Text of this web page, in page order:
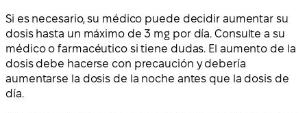
Si es necesario, su médico puede decidir aumentar su
dosis hasta un máximo de 3 mg por día. Consulte a su
médico o farmacéutico si tiene dudas. El aumento de la
dosis debe hacerse con precaución y debería
aumentarse la dosis de la noche antes que la dosis de
día.